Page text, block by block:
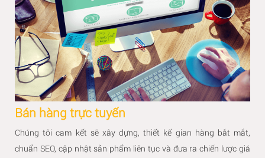
Bán hàng trực tuyến
Chúng tôi cam kết sẽ xây dựng, thiết kế gian hàng bắt mắt,
chuẩn SEO, cập nhật sản phẩm liên tục và đưa ra chiến lược giá